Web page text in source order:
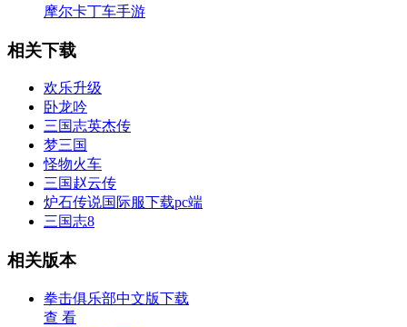
摩尔卡丁车手游
相关下载
欢乐升级
卧龙吟
三国志英杰传
梦三国
怪物火车
三国赵云传
炉石传说国际服下载pc端
三国志8
相关版本
拳击俱乐部中文版下载
查 看